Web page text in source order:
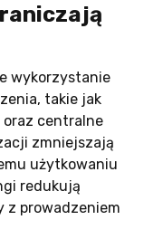
wykorzystanie
takie jak
oraz centralne
zmniejszają
użytkowaniu
redukują
z prowadzeniem